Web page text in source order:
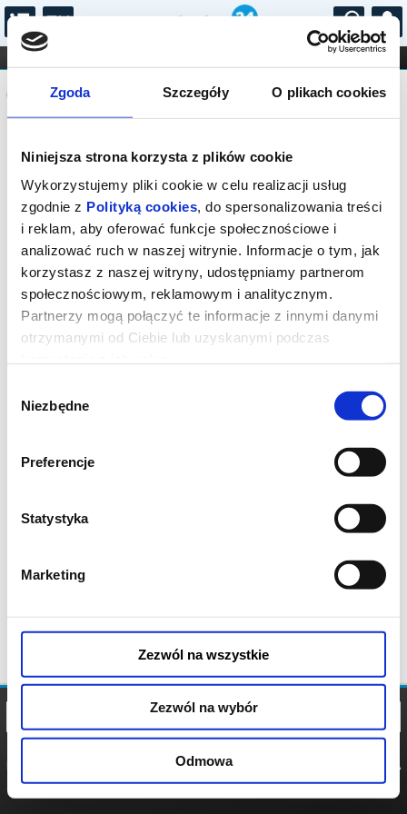
Zgoda Szczegóły O plikach cookies
Niniejsza strona korzysta z plików cookie
Wykorzystujemy pliki cookie w celu realizacji usług
zgodnie z Polityką cookies, do spersonalizowania treści
i reklam, aby oferować funkcje społecznościowe i
analizować ruch w naszej witrynie. Informacje o tym, jak
korzystasz z naszej witryny, udostępniamy partnerom
społecznościowym, reklamowym i analitycznym.
Partnerzy mogą połączyć te informacje z innymi danymi
otrzymanymi od Ciebie lub uzyskanymi podczas
zgody
Niezbędne
Preferencje
Statystyka
Marketing
Zezwól na wszystkie
Zezwól na wybór
Odmowa
...
FILHARMONIA OPERA I BALET
STAND-UP
DLA DZIECI
Komunikat
Sprzedaż biletów on-line na wydarzenie
została zakończona.
POLITYKA
POLITYKA